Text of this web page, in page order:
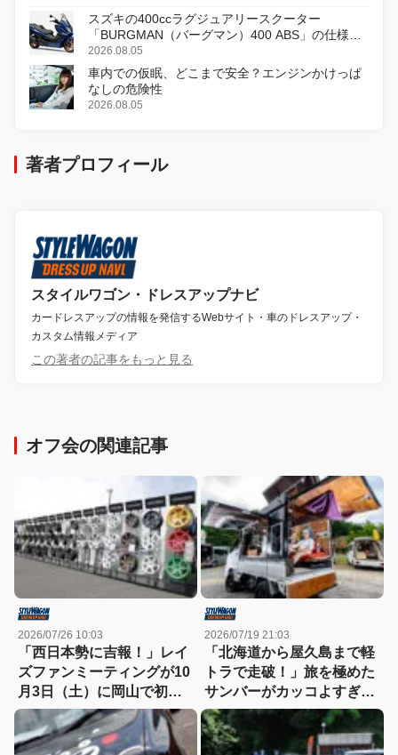
スズキの400ccラグジュアリースクーター
「BURGMAN（バーグマン）400 ABS」の仕様を
変更し、8月18日に発売
2026.08.05
車内での仮眠、どこまで安全？エンジンかけっぱ
なしの危険性
2026.08.05
著者プロフィール
スタイルワゴン・ドレスアップナビ
カードレスアップの情報を発信するWebサイト・車のドレスアップ・
カスタム情報メディア
この著者の記事をもっと見る
オフ会の関連記事
2026/07/26 10:03
「西日本勢に吉報！」レイ
ズファンミーティングが10
月3日（土）に岡山で初開
催
2026/07/19 21:03
「北海道から屋久島まで軽
トラで走破！」旅を極めた
サンバーがカッコよすぎ
る！